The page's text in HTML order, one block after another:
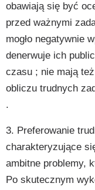
obawiają się być
przed ważnymi
mogło negatywnie
denerwuje ich
czasu ; nie mają
obliczu trudnych
.
3. Preferowanie
charakteryzujące
ambitne problemy,
Po skutecznym